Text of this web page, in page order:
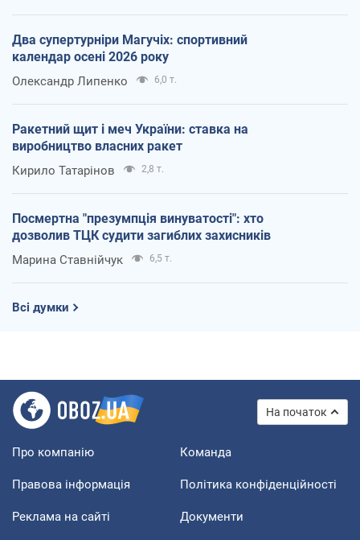
Два супертурніри Магучіх: спортивний
календар осені 2026 року
Олександр Липенко 6,0 т.
Ракетний щит і меч України: ставка на
виробництво власних ракет
Кирило Татарінов 2,8 т.
Посмертна "презумпція винуватості": хто
дозволив ТЦК судити загиблих захисників
Марина Ставнійчук 6,5 т.
Всі думки
На початок
Про компанію Команда
Правова інформація Політика конфіденційності
Реклама на сайті Документи